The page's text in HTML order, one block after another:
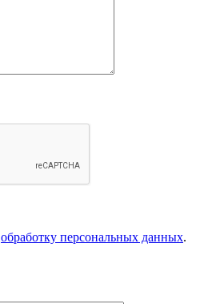
обработку персональных данных.